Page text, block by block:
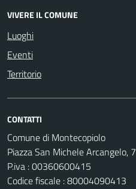
VIVERE IL COMUNE
Luoghi
Eventi
Territorio
CONTATTI
Comune di Montecopiolo
Piazza San Michele Arcangelo, 7
P.iva : 00360600415
Codice fiscale : 80004090413